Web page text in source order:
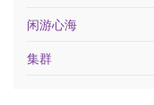
闲游心海
集群